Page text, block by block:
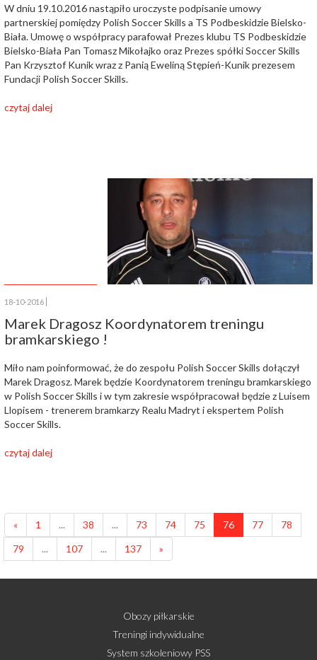
W dniu 19.10.2016 nastąpiło uroczyste podpisanie umowy
partnerskiej pomiędzy Polish Soccer Skills a TS Podbeskidzie Bielsko-
Biała. Umowę o współpracy parafował Prezes klubu TS Podbeskidzie
Bielsko-Biała Pan Tomasz Mikołajko oraz Prezes spółki Soccer Skills
Pan Krzysztof Kunik wraz z Panią Eweliną Stępień-Kunik prezesem
Fundacji Polish Soccer Skills.
czytaj dalej
18-10-2016
Marek Dragosz Koordynatorem treningu
bramkarskiego !
Miło nam poinformować, że do zespołu Polish Soccer Skills dołączył
Marek Dragosz. Marek będzie Koordynatorem treningu bramkarskiego
w Polish Soccer Skills i w tym zakresie współpracował będzie z Luisem
Llopisem - trenerem bramkarzy Realu Madryt i ekspertem Polish
Soccer Skills.
czytaj dalej
« 1 ... 38 ... 73 74 75 76 77
78
79
... 107 ... 137 »
Obozy piłkarskie
Treningi indywidualne
System szkoleniowy PSS